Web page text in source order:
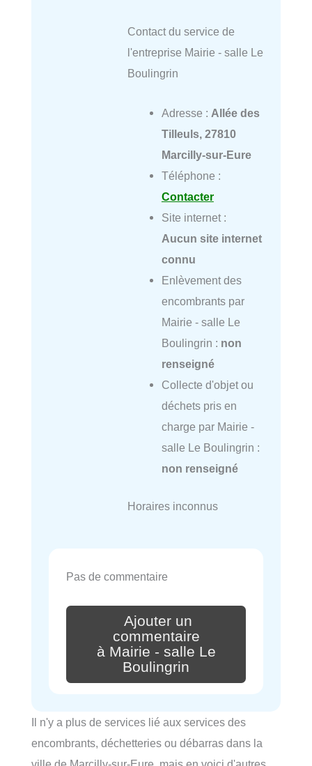
Contact du service de
l'entreprise Mairie - salle Le
Boulingrin
Adresse : Allée des
Tilleuls, 27810
Marcilly-sur-Eure
Téléphone :
Contacter
Site internet :
Aucun site internet
connu
Enlèvement des
encombrants par
Mairie - salle Le
Boulingrin : non
renseigné
Collecte d'objet ou
déchets pris en
charge par Mairie -
salle Le Boulingrin :
non renseigné
Horaires inconnus
Pas de commentaire
Ajouter un
commentaire
à Mairie - salle Le
Boulingrin
Il n'y a plus de services lié aux services des
encombrants, déchetteries ou débarras dans la